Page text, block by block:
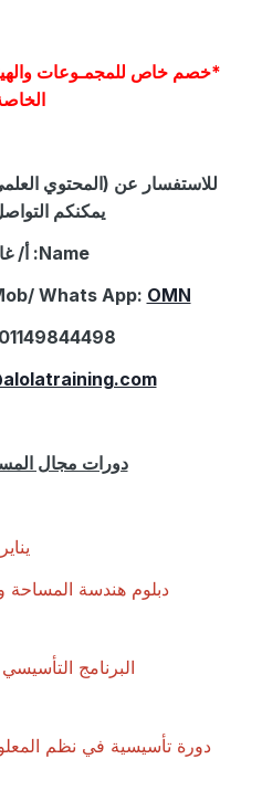
*خصم خاص للمجمـوعات
الخاصة
للاستفسار عن (المحتوي
يمكنكم
Name:
أ/
Whats App: OMN/
دورات مجال
يناير
دبلوم هندسة المساحة
البرنامج التأسيسي
دورة تأسيسية في نظم